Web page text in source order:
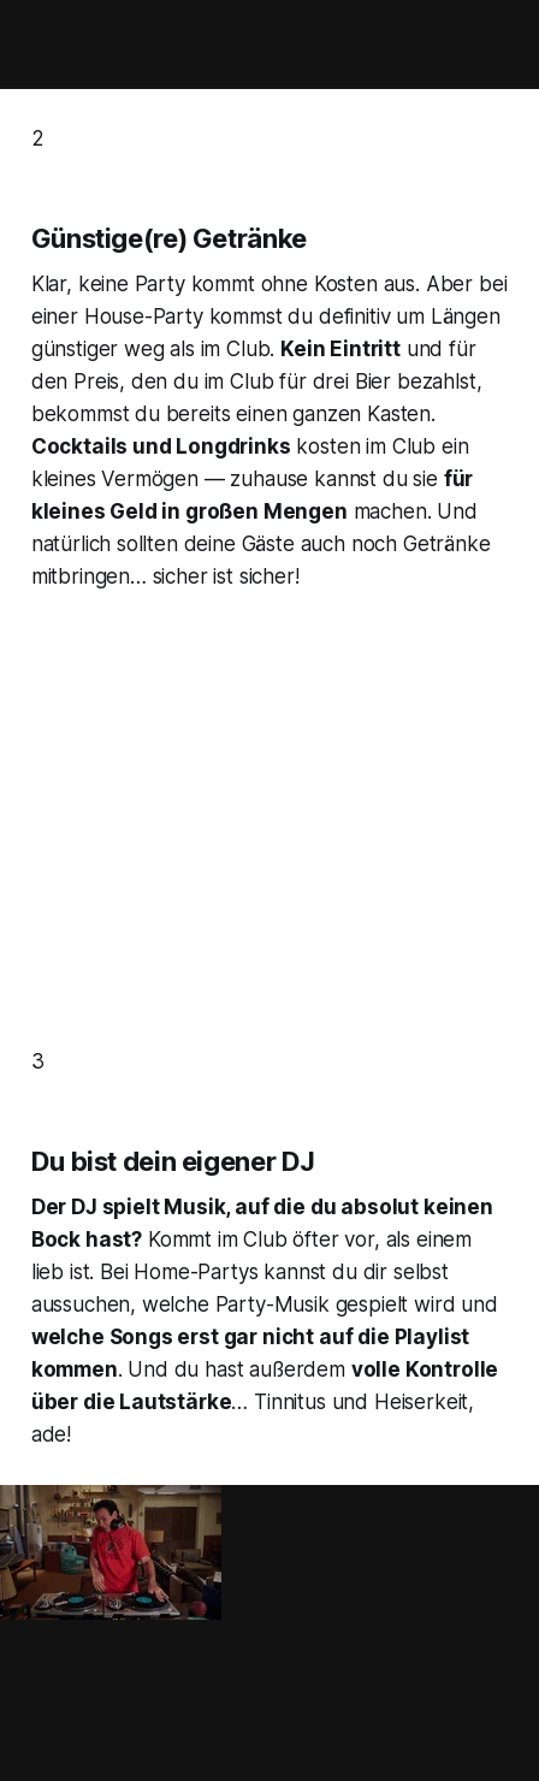
2
Günstige(re) Getränke
Klar, keine Party kommt ohne Kosten aus. Aber bei
einer House-Party kommst du definitiv um Längen
günstiger weg als im Club. Kein Eintrittund für
den Preis, den du im Club für drei Bier bezahlst,
bekommst du bereits einen ganzen Kasten.
Cocktails und Longdrinks kosten im Club ein
kleines Vermögen — zuhause kannst du sie für
kleines Geld in großen Mengen machen. Und
natürlich sollten deine Gäste auch noch Getränke
mitbringen… sicher ist sicher!
3
Du bist dein eigener DJ
Der DJ spielt Musik, auf die du absolut keinen
Bock hast? Kommt im Club öfter vor, als einem
lieb ist. Bei Home-Partys kannst du dir selbst
aussuchen, welche Party-Musik gespielt wird und
welche Songs erst gar nicht auf die Playlist
kommen. Und du hast außerdem volle Kontrolle
über die Lautstärke… Tinnitus und Heiserkeit,
ade!